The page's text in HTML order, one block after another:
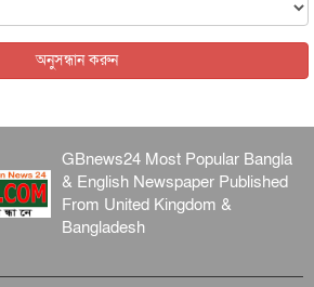
৫ আগস্ট, ২০২৬
অনুসন্ধান করুন
GBnews24 Most Popular Bangla
& English Newspaper Published
From United Kingdom &
Bangladesh